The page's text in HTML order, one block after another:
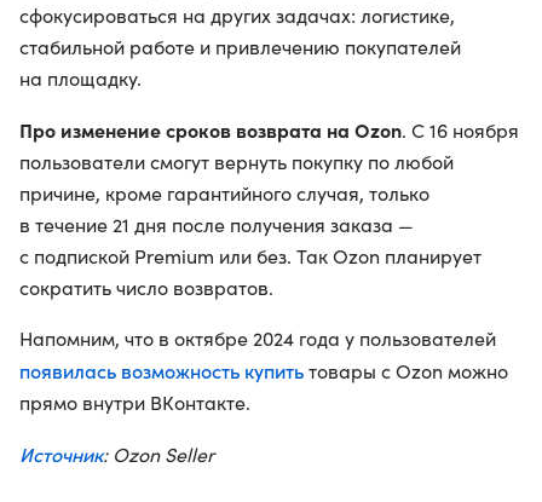
сфокусироваться на других задачах: логистике,
стабильной работе и привлечению покупателей
на площадку.
Про изменение сроков возврата на Ozon. С 16 ноября
пользователи смогут вернуть покупку по любой
причине, кроме гарантийного случая, только
в течение 21 дня после получения заказа —
с подпиской Premium или без. Так Ozon планирует
сократить число возвратов.
Напомним, что в октябре 2024 года у пользователей
появилась возможность купитьтовары с Ozon можно
прямо внутри ВКонтакте.
Источник: Ozon Seller